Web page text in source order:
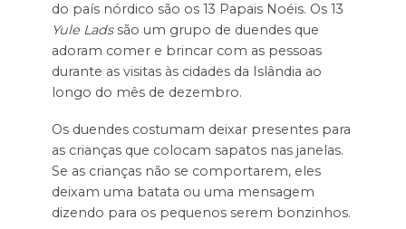
do país nórdico são os 13 Papais Noéis. Os 13
Yule Ladssão um grupo de duendes que
adoram comer e brincar com as pessoas
durante as visitas às cidades da Islândia ao
longo do mês de dezembro.
Os duendes costumam deixar presentes para
as crianças que colocam sapatos nas janelas.
Se as crianças não se comportarem, eles
deixam uma batata ou uma mensagem
dizendo para os pequenos serem bonzinhos.